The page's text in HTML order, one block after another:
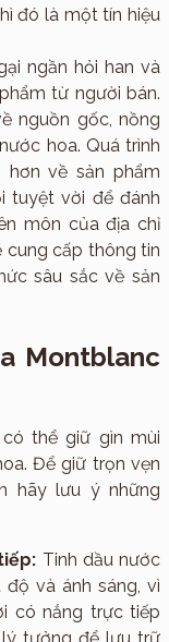
đó là một tín hiệu
ngần hỏi han và
từ người bán.
nguồn gốc, nồng
hoa. Quá trình
hơn về sản phẩm
tuyệt vời để đánh
môn của địa chỉ
cung cấp thông tin
sâu sắc về sản
Montblanc
thể giữ gìn mùi
Để giữ trọn vẹn
hãy lưu ý những
Tinh dầu nước
và ánh sáng, vì
có nắng trực tiếp